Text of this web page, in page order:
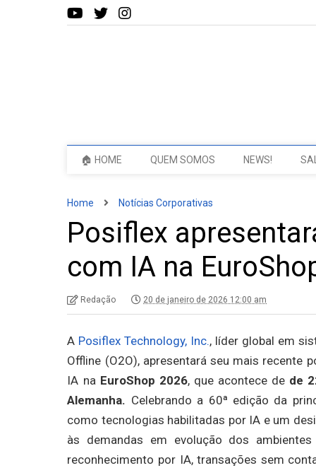
🏠 HOME QUEM SOMOS NEWS!
Home Notícias Corporativas
Posiflex
com IA na
Redação 20 de janeiro de 2026 12:00 am
A Posiflex Technology, Inc., líder global em
Offline (O2O), apresentará seu mais
IA na EuroShop 2026, que acontece de de
Alemanha. Celebrando a 60ª edição da
como tecnologias habilitadas por IA e um
às demandas em evolução dos
reconhecimento por IA, transações sem